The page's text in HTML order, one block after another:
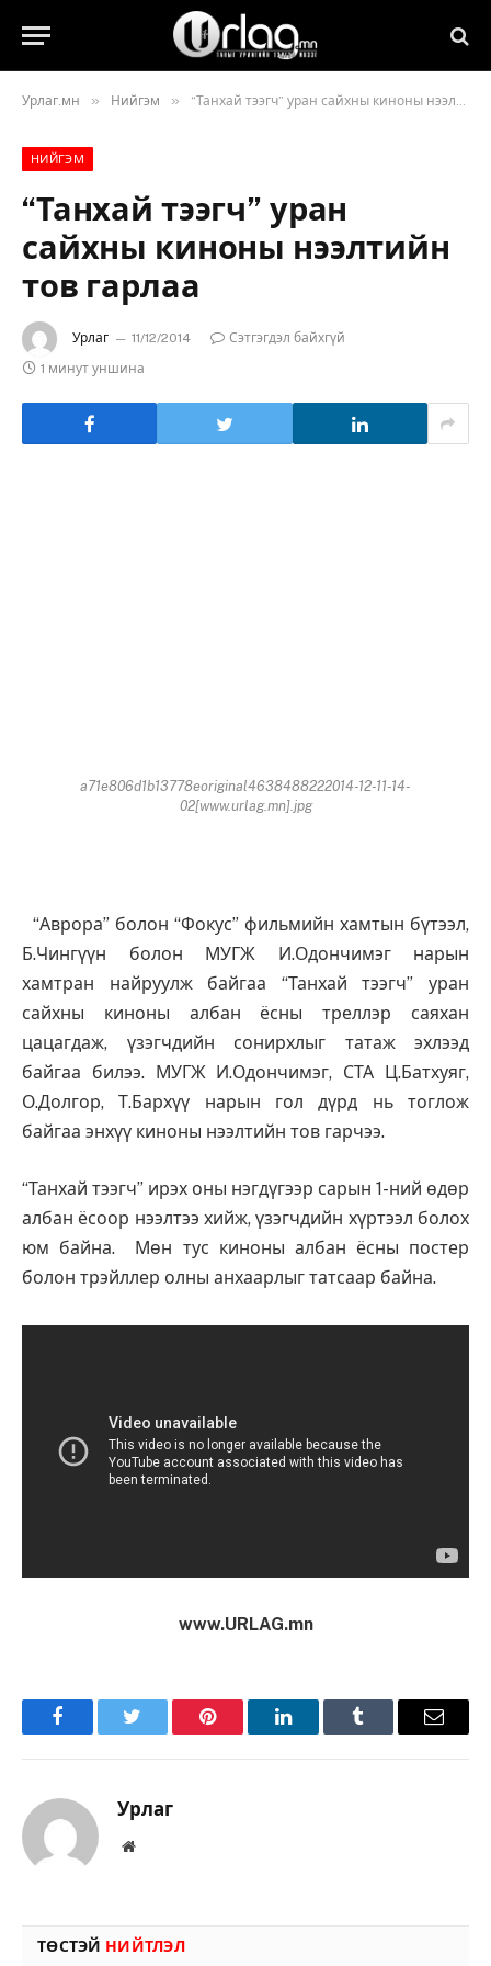
Урлаг.мн » Нийгэм » “Танхай тээгч” уран сайхны киноны нээлтийн тов гарлаа
НИЙГЭМ
“Танхай тээгч” уран
сайхны киноны нээлтийн
тов гарлаа
Урлаг 11/12/2014
Сэтгэгдэл байхгүй
1 минут уншина
a71e806d1b13778eoriginal4638488222014-12-11-14-
02[www.urlag.mn].jpg
“Аврора” болон “Фокус” фильмийн хамтын бүтээл,
Б.Чингүүн болон МУГЖ И.Одончимэг нарын
хамтран найруулж байгаа “Танхай тээгч” уран
сайхны киноны албан ёсны треллэр саяхан
цацагдаж, үзэгчдийн сонирхлыг татаж эхлээд
байгаа билээ. МУГЖ И.Одончимэг, СТА Ц.Батхуяг,
О.Долгор, Т.Бархүү нарын гол дүрд нь тоглож
байгаа энхүү киноны нээлтийн тов гарчээ.
“Танхай тээгч” ирэх оны нэгдүгээр сарын 1-ний өдөр
албан ёсоор нээлтээ хийж, үзэгчдийн хүртээл болох
юм байна. Мөн тус киноны албан ёсны постер
болон трэйллер олны анхаарлыг татсаар байна.
www.URLAG.mn
FacebookTwitter Pinterest LinkedInTumblr Имэйл
Урлаг
Вэбсайт
ТӨСТЭЙ НИЙТЛЭЛ